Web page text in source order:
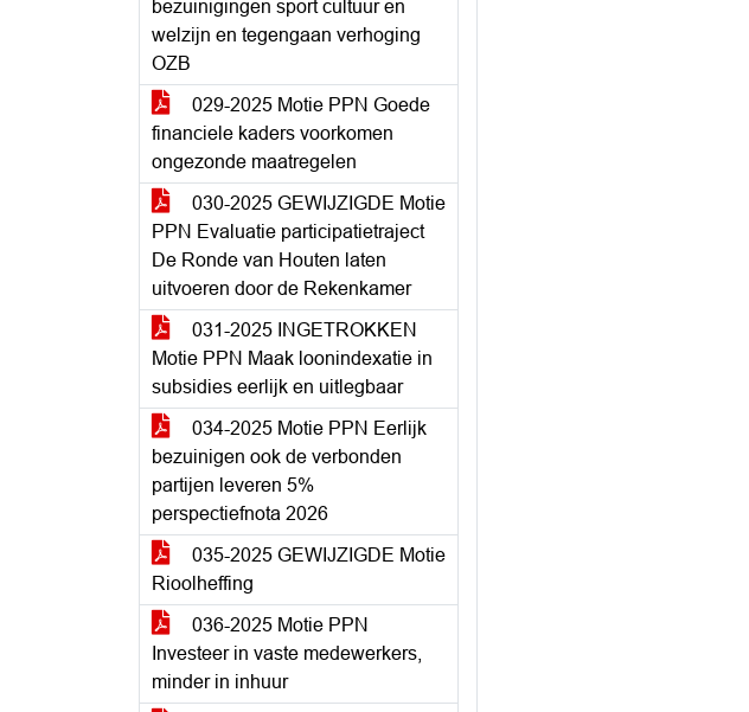
bezuinigingen sport cultuur en
welzijn en tegengaan verhoging
OZB
029-2025 Motie PPN Goede
financiele kaders voorkomen
ongezonde maatregelen
030-2025 GEWIJZIGDE Motie
PPN Evaluatie participatietraject
De Ronde van Houten laten
uitvoeren door de Rekenkamer
031-2025 INGETROKKEN
Motie PPN Maak loonindexatie in
subsidies eerlijk en uitlegbaar
034-2025 Motie PPN Eerlijk
bezuinigen ook de verbonden
partijen leveren 5%
perspectiefnota 2026
035-2025 GEWIJZIGDE Motie
Rioolheffing
036-2025 Motie PPN
Investeer in vaste medewerkers,
minder in inhuur